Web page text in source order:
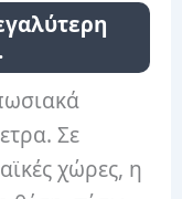
Σε
χώρες, η